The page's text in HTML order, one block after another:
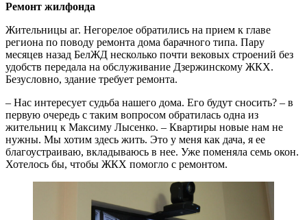
Ремонт жилфонда
Жительницы аг. Негорелое обратились на прием к главе
региона по поводу ремонта дома барачного типа. Пару
месяцев назад БелЖД несколько почти вековых строений без
удобств передала на обслуживание Дзержинскому ЖКХ.
Безусловно, здание требует ремонта.
– Нас интересует судьба нашего дома. Его будут сносить? – в
первую очередь с таким вопросом обратилась одна из
жительниц к Максиму Лысенко. – Квартиры новые нам не
нужны. Мы хотим здесь жить. Это у меня как дача, я ее
благоустраиваю, вкладываюсь в нее. Уже поменяла семь окон.
Хотелось бы, чтобы ЖКХ помогло с ремонтом.